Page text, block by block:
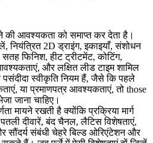
की आवश्यकता को समाप्त कर देता है।
नियंत्रित 2D ड्राइंग, इकाइयाँ, संशोधन
फिनिश, हीट ट्रीटमेंट, कोटिंग,
और लक्षित लीड टाइम शामिल
पसंदीदा स्वीकृति नियम हैं, जैसे कि पहले
या प्रमाणपत्र आवश्यकताएं, तो those
जाना चाहिए।
मायने रखती है क्योंकि प्रक्रिया मार्ग
दीवारें, बंद चैनल, लैटिस विशेषताएं,
संबंधी चेहरे बिल्ड ओरिएंटेशन और